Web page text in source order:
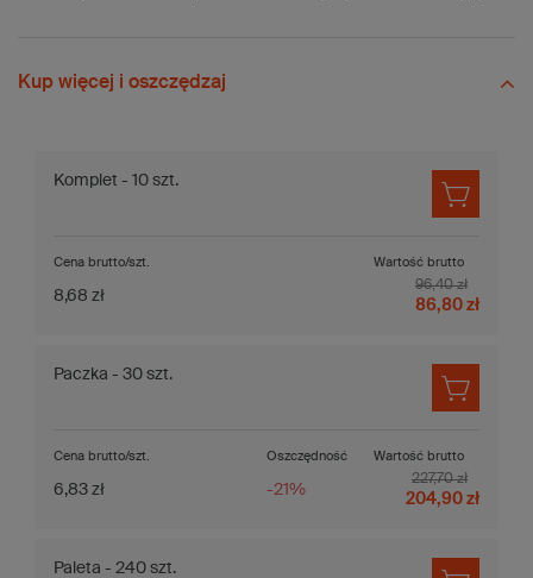
Kup więcej i oszczędzaj
Komplet - 10 szt.
Cena brutto/szt.
8,68 zł
Wartość brutto
86,80 zł
96,40 zł
Paczka - 30 szt.
Oszczędność
-21%
Cena brutto/szt.
6,83 zł
Wartość brutto
204,90 zł
227,70 zł
Paleta - 240 szt.